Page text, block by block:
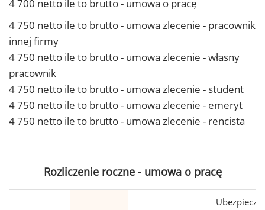
4 700 netto ile to brutto - umowa o pracę
4 750 netto ile to brutto - umowa zlecenie - pracownik
innej firmy
4 750 netto ile to brutto - umowa zlecenie - własny
pracownik
4 750 netto ile to brutto - umowa zlecenie - student
4 750 netto ile to brutto - umowa zlecenie - emeryt
4 750 netto ile to brutto - umowa zlecenie - rencista
Rozliczenie roczne - umowa o pracę